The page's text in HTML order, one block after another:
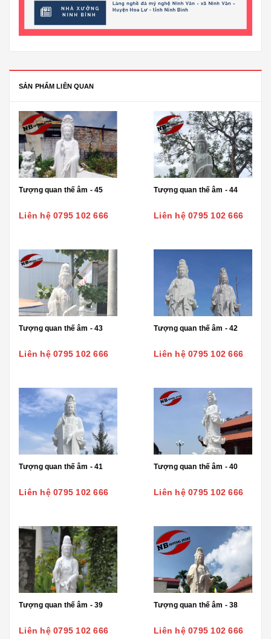
SẢN PHẨM LIÊN QUAN
Tượng quan thế âm - 45
Liên hệ 0795 102 666
Tượng quan thế âm - 44
Liên hệ 0795 102 666
Tượng quan thế âm - 43
Liên hệ 0795 102 666
Tượng quan thế âm - 42
Liên hệ 0795 102 666
Tượng quan thế âm - 41
Liên hệ 0795 102 666
Tượng quan thế âm - 40
Liên hệ 0795 102 666
Tượng quan thế âm - 39
Liên hệ 0795 102 666
Tượng quan thế âm - 38
Liên hệ 0795 102 666